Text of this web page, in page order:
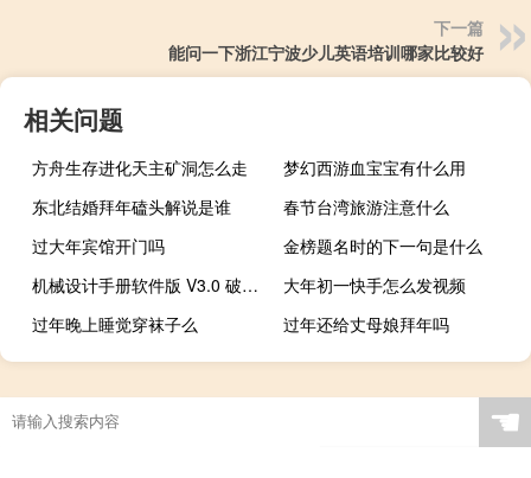
下一篇
能问一下浙江宁波少儿英语培训哪家比较好
相关问题
方舟生存进化天主矿洞怎么走
梦幻西游血宝宝有什么用
东北结婚拜年磕头解说是谁
春节台湾旅游注意什么
过大年宾馆开门吗
金榜题名时的下一句是什么
机械设计手册软件版 V3.0 破解版（机械设计手册软件版 V3.0 破解版功能简介）
大年初一快手怎么发视频
过年晚上睡觉穿袜子么
过年还给丈母娘拜年吗
☚